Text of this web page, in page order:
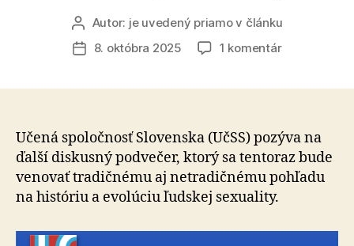
Autor
článku
Autor: je uvedený priamo v článku
Dátum
8. októbra 2025 1 komentárna
história
a
evolúcia
ľudskej
Učená spoločnosť Slovenska (UčSS) pozýva na
ďalší diskusný podvečer, ktorý sa tentoraz bude
venovať tradičnému aj netradičnému pohľadu
na históriu a evolúciu ľudskej sexuality.